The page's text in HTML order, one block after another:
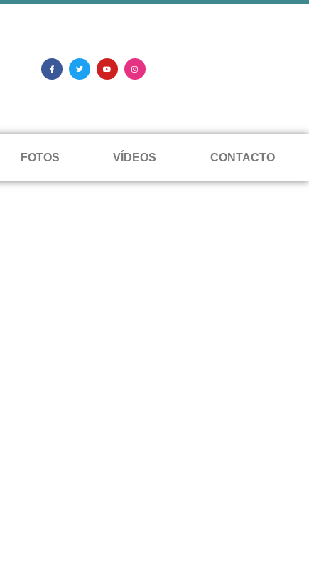
FOTOS VÍDEOS CONTACTO